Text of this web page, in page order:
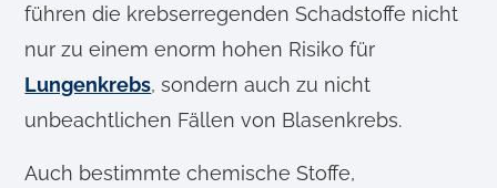
führen die krebserregenden Schadstoffe nicht
nur zu einem enorm hohen Risiko für
Lungenkrebs, sondern auch zu nicht
unbeachtlichen Fällen von Blasenkrebs.
Auch bestimmte chemische Stoffe,